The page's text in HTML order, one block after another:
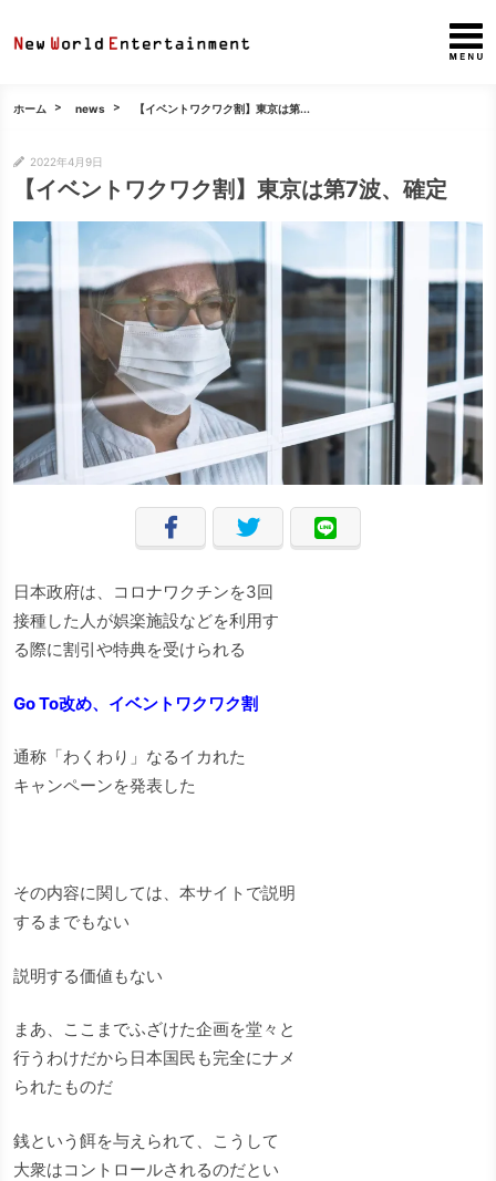
ホーム news 【イベントワクワク割】東京は第...
2022年4月9日
【イベントワクワク割】東京は第7波、確定
日本政府は、コロナワクチンを3回
接種した人が娯楽施設などを利用す
る際に割引や特典を受けられる
Go To改め、イベントワクワク割
通称「わくわり」なるイカれた
キャンペーンを発表した
その内容に関しては、本サイトで説明
するまでもない
説明する価値もない
まあ、ここまでふざけた企画を堂々と
行うわけだから日本国民も完全にナメ
られたものだ
銭という餌を与えられて、こうして
大衆はコントロールされるのだとい